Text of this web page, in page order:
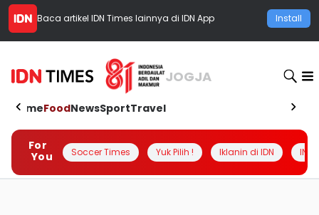
Baca artikel IDN Times lainnya di IDN App Install
JOGJA
HomeFoodNewsSportTravel
For
You
Soccer Times Yuk Pilih ! Iklanin di IDN